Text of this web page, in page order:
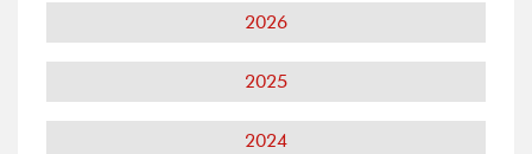
2026
2025
2024